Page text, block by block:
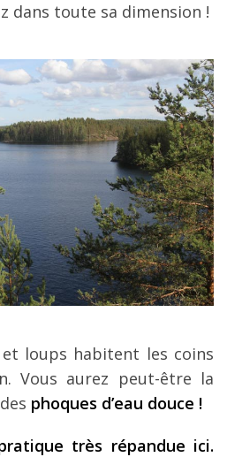
dans toute sa dimension !
loups habitent les coins
Vous aurez peut-être la
phoques d’eau douce !
très répandue ici.